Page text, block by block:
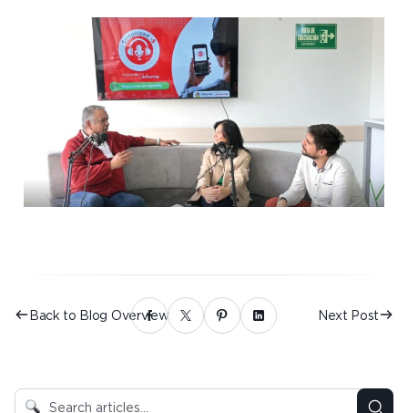
Back to Blog Overview Next Post